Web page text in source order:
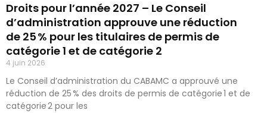
Droits pour l’année 2027 – Le Conseil
d’administration approuve une réduction
de 25 % pour les titulaires de permis de
catégorie 1 et de catégorie 2
4 juin 2026
Le Conseil d’administration du CABAMC a approuvé une
réduction de 25 % des droits de permis de catégorie 1 et de
catégorie 2 pour les